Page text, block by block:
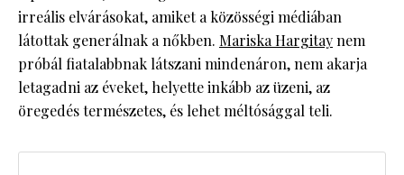
irreális elvárásokat, amiket a közösségi médiában
látottak generálnak a nőkben. Mariska Hargitaynem
próbál fiatalabbnak látszani mindenáron, nem akarja
letagadni az éveket, helyette inkább az üzeni, az
öregedés természetes, és lehet méltósággal teli.